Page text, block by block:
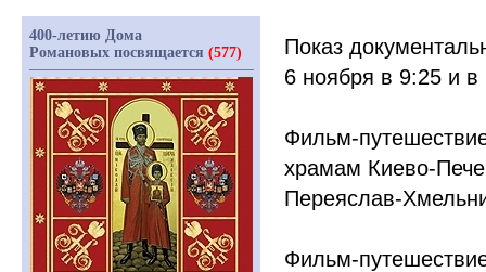
Показ
6 ноября в 9:25 и в
Фильм-
храмам Киево-
Переяслав-
Фильм-
400-летию Дома
Романовых посвящается (577)